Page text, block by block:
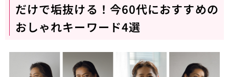
だけで垢抜ける！今60代におすすめの
おしゃれキーワード4選